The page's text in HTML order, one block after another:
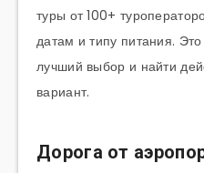
туры от 100+
датам и типу питания.
лучший выбор и найти
вариант.
Дорога от